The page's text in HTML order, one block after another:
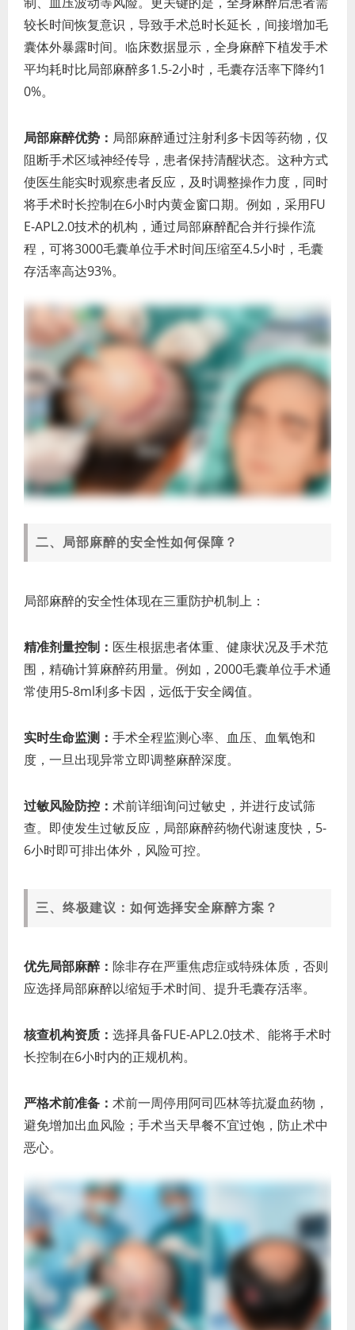
较长时间恢复意识，导致手术总时长延长，间接增加毛
囊体外暴露时间。临床数据显示，全身麻醉下植发手术
平均耗时比局部麻醉多1.5-2小时，毛囊存活率下降约1
0%。
局部麻醉优势： 局部麻醉通过注射利多卡因等药物，仅
阻断手术区域神经传导，患者保持清醒状态。这种方式
使医生能实时观察患者反应，及时调整操作力度，同时
将手术时长控制在6小时内黄金窗口期。例如，采用FU
E-APL2.0技术的机构，通过局部麻醉配合并行操作流
程，可将3000毛囊单位手术时间压缩至4.5小时，毛囊
存活率高达93%。
二、局部麻醉的安全性如何保障？
局部麻醉的安全性体现在三重防护机制上：
精准剂量控制： 医生根据患者体重、健康状况及手术范
围，精确计算麻醉药用量。例如，2000毛囊单位手术通
常使用5-8ml利多卡因，远低于安全阈值。
实时生命监测： 手术全程监测心率、血压、血氧饱和
度，一旦出现异常立即调整麻醉深度。
过敏风险防控： 术前详细询问过敏史，并进行皮试筛
查。即使发生过敏反应，局部麻醉药物代谢速度快，5-
6小时即可排出体外，风险可控。
三、终极建议：如何选择安全麻醉方案？
优先局部麻醉： 除非存在严重焦虑症或特殊体质，否则
应选择局部麻醉以缩短手术时间、提升毛囊存活率。
核查机构资质： 选择具备FUE-APL2.0技术、能将手术时
长控制在6小时内的正规机构。
严格术前准备： 术前一周停用阿司匹林等抗凝血药物，
避免增加出血风险；手术当天早餐不宜过饱，防止术中
恶心。